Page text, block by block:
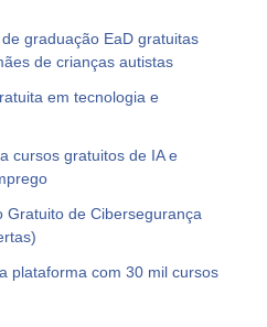
graduação EaD gratuitas
de crianças autistas
em tecnologia e
cursos gratuitos de IA e
Gratuito de Cibersegurança
plataforma com 30 mil cursos